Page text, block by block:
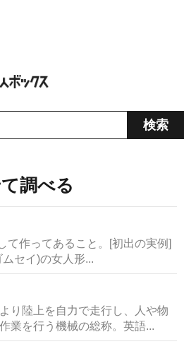
調べる
て作ってあること。[初出の実例]
セイ)の女人形...
り陸上を自力で走行し、人や物
業を行う機械の総称。英語...